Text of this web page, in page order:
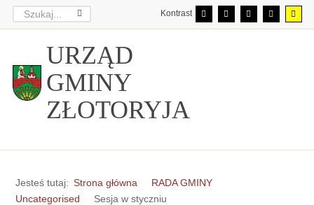
Kontrast
URZĄD
GMINY
ZŁOTORYJA
Jesteś tutaj: Strona główna
RADA GMINY
Uncategorised
Sesja w styczniu